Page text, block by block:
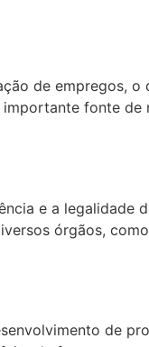
de empregos, o
fonte de
e a legalidade
órgãos,
de